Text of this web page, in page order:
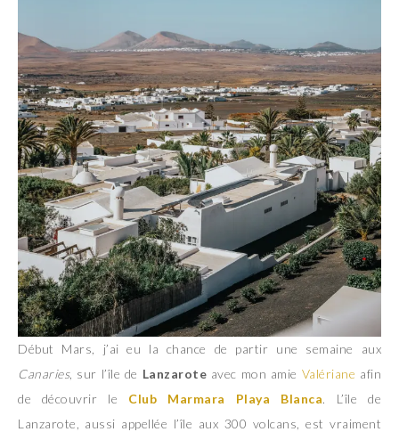
Début Mars, j’ai eu la chance de partir une semaine aux
Canaries, sur l’île de Lanzarote avec mon amie Valériane afin
de découvrir le Club Marmara Playa Blanca. L’île de
Lanzarote, aussi appellée l’île aux 300 volcans, est vraiment